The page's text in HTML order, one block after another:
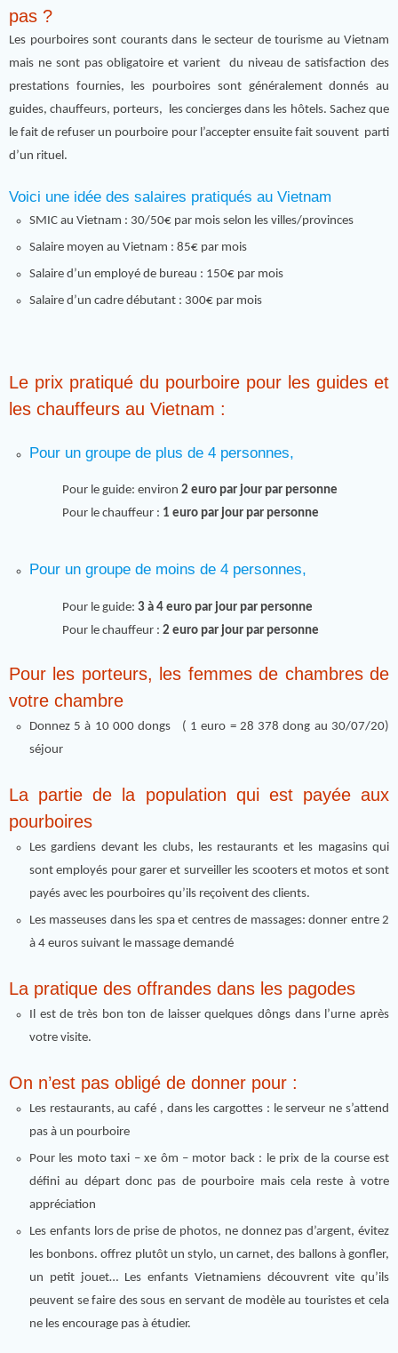
pas ?
Les pourboires sont courants dans le secteur de tourisme au Vietnam
mais ne sont pas obligatoire et varient du niveau de satisfaction des
prestations fournies, les pourboires sont généralement donnés au
guides, chauffeurs, porteurs, les concierges dans les hôtels. Sachez que
le fait de refuser un pourboire pour l’accepter ensuite fait souvent parti
d’un rituel.
Voici une idée des salaires pratiqués au Vietnam
SMIC au Vietnam : 30/50€ par mois selon les villes/provinces
Salaire moyen au Vietnam : 85€ par mois
Salaire d’un employé de bureau : 150€ par mois
Salaire d’un cadre débutant : 300€ par mois
Le prix pratiqué du pourboire pour les guides et
les chauffeurs au Vietnam :
Pour un groupe de plus de 4 personnes,
Pour le guide: environ 2 euro par jour par personne
Pour le chauffeur : 1 euro par jour par personne
Pour un groupe de moins de 4 personnes,
Pour le guide: 3 à 4 euro par jour par personne
Pour le chauffeur : 2 euro par jour par personne
Pour les porteurs, les femmes de chambres de
votre chambre
Donnez 5 à 10 000 dongs ( 1 euro = 28 378 dong au 30/07/20)
séjour
La partie de la population qui est payée aux
pourboires
Les gardiens devant les clubs, les restaurants et les magasins qui
sont employés pour garer et surveiller les scooters et motos et sont
payés avec les pourboires qu’ils reçoivent des clients.
Les masseuses dans les spa et centres de massages: donner entre 2
à 4 euros suivant le massage demandé
La pratique des offrandes dans les pagodes
Il est de très bon ton de laisser quelques dôngs dans l’urne après
votre visite.
On n’est pas obligé de donner pour :
Les restaurants, au café , dans les cargottes : le serveur ne s’attend
pas à un pourboire
Pour les moto taxi – xe ôm – motor back : le prix de la course est
défini au départ donc pas de pourboire mais cela reste à votre
appréciation
Les enfants lors de prise de photos, ne donnez pas d’argent, évitez
les bonbons. offrez plutôt un stylo, un carnet, des ballons à gonfler,
un petit jouet… Les enfants Vietnamiens découvrent vite qu’ils
peuvent se faire des sous en servant de modèle au touristes et cela
ne les encourage pas à étudier.